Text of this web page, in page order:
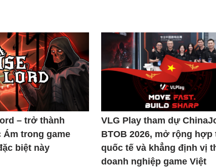
– trở thành
Ám trong game
biệt này
VLG Play tham dự
BTOB 2026, mở rộng hợp
quốc tế và khẳng định vị
doanh nghiệp game Việt